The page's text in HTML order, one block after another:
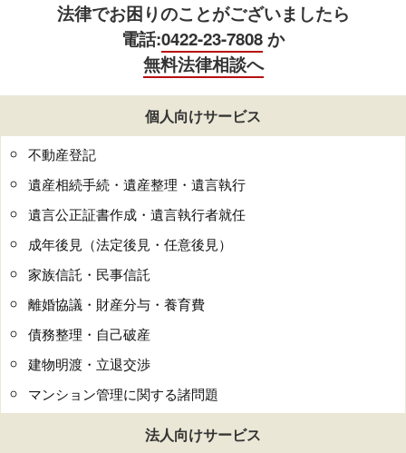
法律でお困りのことがございましたら
電話:0422-23-7808か
無料法律相談へ
個人向けサービス
不動産登記
遺産相続手続・遺産整理・遺言執行
遺言公正証書作成・遺言執行者就任
成年後見（法定後見・任意後見）
家族信託・民事信託
離婚協議・財産分与・養育費
債務整理・自己破産
建物明渡・立退交渉
マンション管理に関する諸問題
法人向けサービス